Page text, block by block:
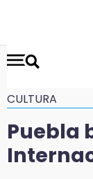
CULTURA
Puebla